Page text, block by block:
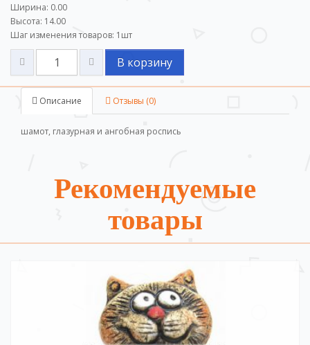
Ширина: 0.00
Высота: 14.00
Шаг изменения товаров: 1 шт
В корзину
Описание Отзывы (0)
шамот, глазурная и ангобная роспись
Рекомендуемые
товары